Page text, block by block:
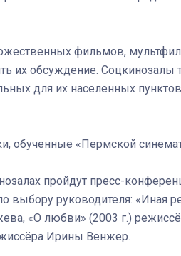
фильмов,
их обсуждение. Соцкинозалы
для их населенных
обученные «Пермской
пройдут пресс-
руководителя: «Иная
«О любви» (2003 г.)
Ирины Венжер.
Штурмовик огня.
Коробов после